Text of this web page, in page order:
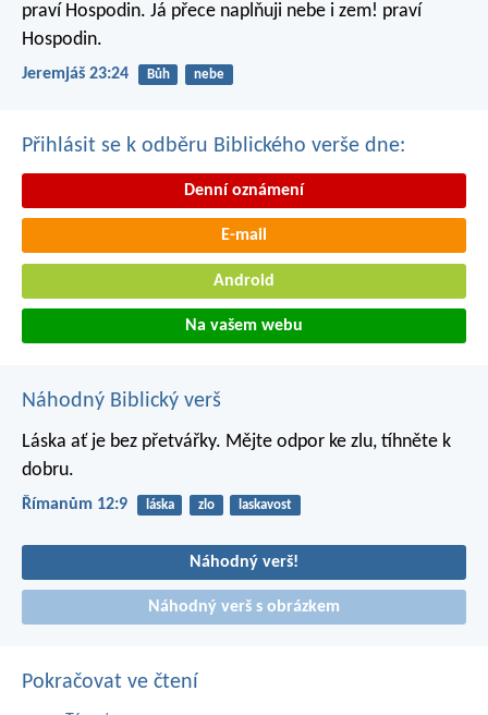
praví Hospodin. Já přece naplňuji nebe i zem! praví
Hospodin.
Jeremjáš 23:24 Bůh nebe
Přihlásit se k odběru Biblického verše dne:
Denní oznámení
E-mail
Android
Na vašem webu
Náhodný Biblický verš
Láska ať je bez přetvářky. Mějte odpor ke zlu, tíhněte k
dobru.
Římanům 12:9 láska zlo laskavost
Náhodný verš!
Náhodný verš s obrázkem
Pokračovat ve čtení